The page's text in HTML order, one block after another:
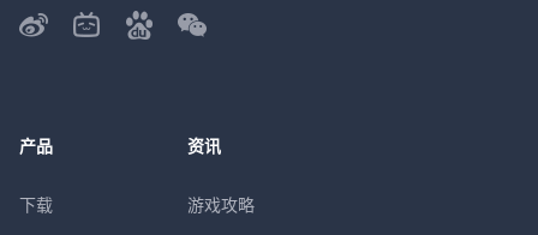
产品
下载
资讯
游戏攻略